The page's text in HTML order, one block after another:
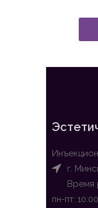
г.
Время
пн-пт: